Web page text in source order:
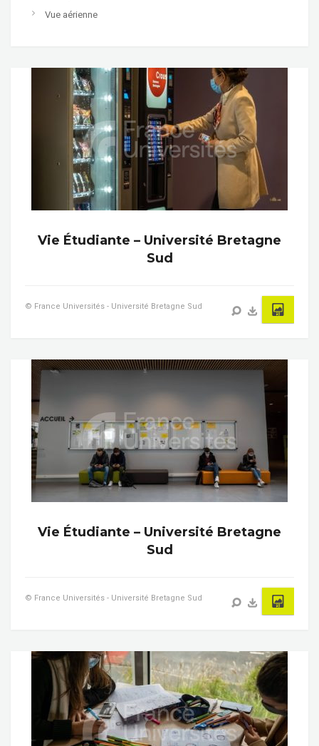
Vue aérienne
Vie Étudiante – Université Bretagne
Sud
© France Universités - Université Bretagne Sud
Vie Étudiante – Université Bretagne
Sud
© France Universités - Université Bretagne Sud